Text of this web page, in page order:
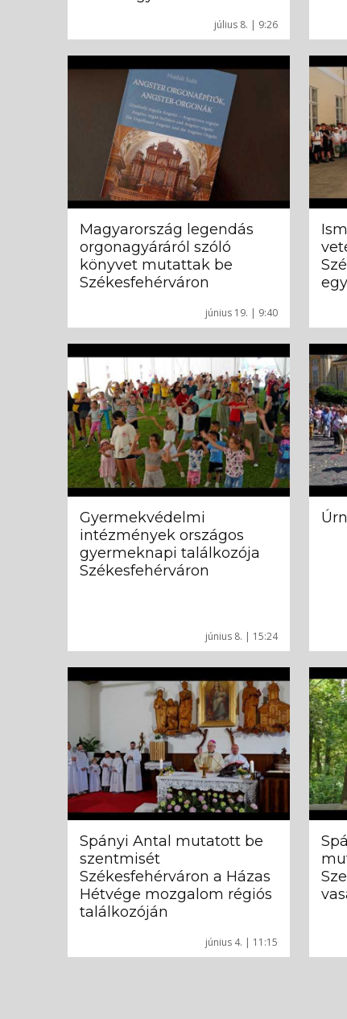
július 8. | 9:26
június 19. | 9:40
Magyarország legendás
orgonagyáráról szóló
könyvet mutattak be
Székesfehérváron
június 8. | 15:24
Gyermekvédelmi
intézmények országos
gyermeknapi találkozója
Székesfehérváron
június 4. | 11:15
Spányi Antal mutatott be
szentmisét
Székesfehérváron a Házas
Hétvége mozgalom régiós
találkozóján